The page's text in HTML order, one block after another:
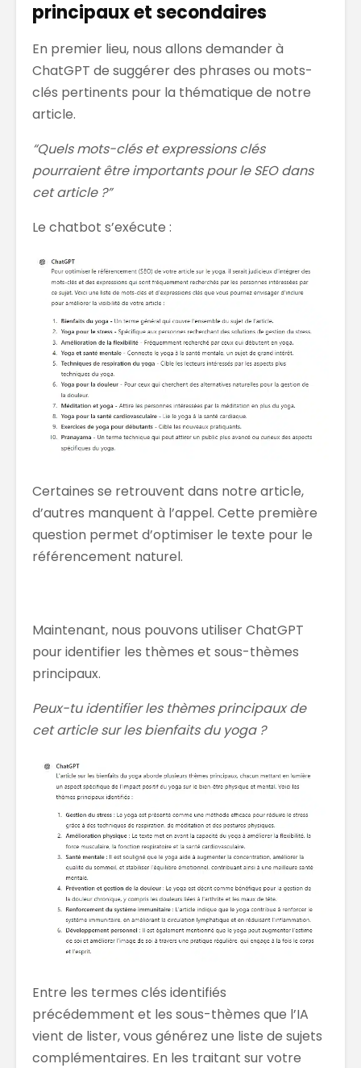
principaux et secondaires
En premier lieu, nous allons demander à
ChatGPT de suggérer des phrases ou mots-
clés pertinents pour la thématique de notre
article.
“Quels mots-clés et expressions clés
pourraient être importants pour le SEO dans
cet article ?”
Le chatbot s’exécute :
Certaines se retrouvent dans notre article,
d’autres manquent à l’appel. Cette première
question permet d’optimiser le texte pour le
référencement naturel.
Maintenant, nous pouvons utiliser ChatGPT
pour identifier les thèmes et sous-thèmes
principaux.
Peux-tu identifier les thèmes principaux de
cet article sur les bienfaits du yoga ?
Entre les termes clés identifiés
précédemment et les sous-thèmes que l’IA
vient de lister, vous générez une liste de sujets
complémentaires. En les traitant sur votre